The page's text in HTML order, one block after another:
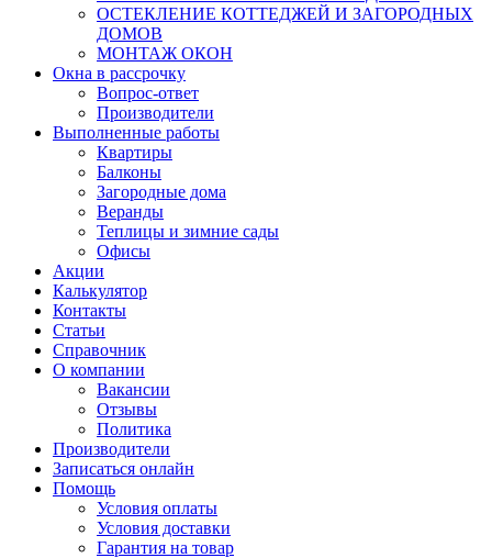
ОСТЕКЛЕНИЕ КОТТЕДЖЕЙ И ЗАГОРОДНЫХ
ДОМОВ
МОНТАЖ ОКОН
Окна в рассрочку
Вопрос-ответ
Производители
Выполненные работы
Квартиры
Балконы
Загородные дома
Веранды
Теплицы и зимние сады
Офисы
Акции
Калькулятор
Контакты
Статьи
Справочник
О компании
Вакансии
Отзывы
Политика
Производители
Записаться онлайн
Помощь
Условия оплаты
Условия доставки
Гарантия на товар